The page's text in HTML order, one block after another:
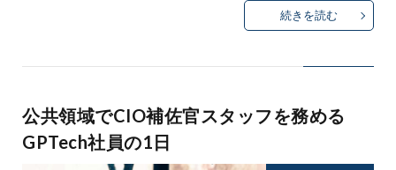
続きを読む
公共領域でCIO補佐官スタッフを務める
GPTech社員の1日